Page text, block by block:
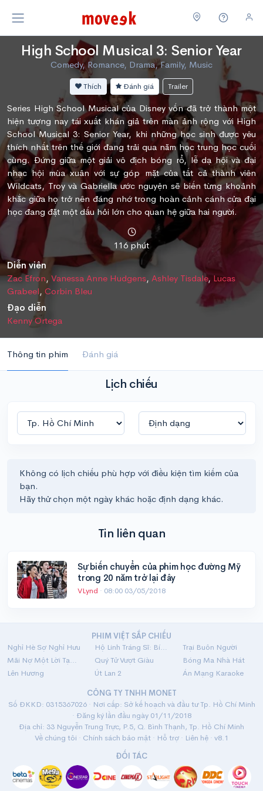
High School Musical 3: Senior Year
Comedy, Romance, Drama, Family, Music
Thích Đánh giá Trailer
Series High School Musical của Disney vốn đã trở thành một
hiện tượng nay tái xuất khán giả trên màn ảnh rộng với High
School Musical 3: Senior Year, khi những học sinh được yêu
thích nhất trên thế giới đang trải qua năm học trung học cuối
cùng. Đứng giữa một giải vô địch bóng rổ, lễ dạ hội và đại
nhạc hội mùa xuân với sự góp mặt của tất cả thành viên
Wildcats, Troy và Gabriella ước nguyện sẽ biến từng khoảnh
khắc giữa họ trở nên đáng nhớ trong hoàn cảnh cánh cửa đại
học đang đặt một dấu hỏi lớn cho quan hệ giữa hai người.
116 phút
Diễn viên
Zac Efron, Vanessa Anne Hudgens, Ashley Tisdale, Lucas
Grabeel, Corbin Bleu
Đạo diễn
Kenny Ortega
Thông tin phim Đánh giá
Lịch chiếu
Không có lịch chiếu phù hợp với điều kiện tìm kiếm của
bạn.
Hãy thử chọn một ngày khác hoặc định dạng khác.
Tin liên quan
Sự biến chuyển của phim học đường Mỹ
trong 20 năm trở lại đây
VLynd · 08:00 03/05/2018
PHIM VIỆT SẮP CHIẾU
Nghỉ Hè Sợ Nghỉ Hưu
Hộ Linh Tráng Sĩ: Bí Ẩn Mộ Vua Đinh
Trại Buôn Người
Mãi Nợ Một Lời Tạm Biệt
Quý Tử Vượt Giàu
Bóng Ma Nhà Hát
Lên Hương
Út Lan 2
Án Mạng Karaoke
CÔNG TY TNHH MONET
Số ĐKKD: 0315367026 · Nơi cấp: Sở kế hoạch và đầu tư Tp. Hồ Chí Minh
· Đăng ký lần đầu ngày 01/11/2018
Địa chỉ: 33 Nguyễn Trung Trực, P.5, Q. Bình Thạnh, Tp. Hồ Chí Minh
Về chúng tôi · Chính sách bảo mật · Hỗ trợ · Liên hệ · v8.1
ĐỐI TÁC